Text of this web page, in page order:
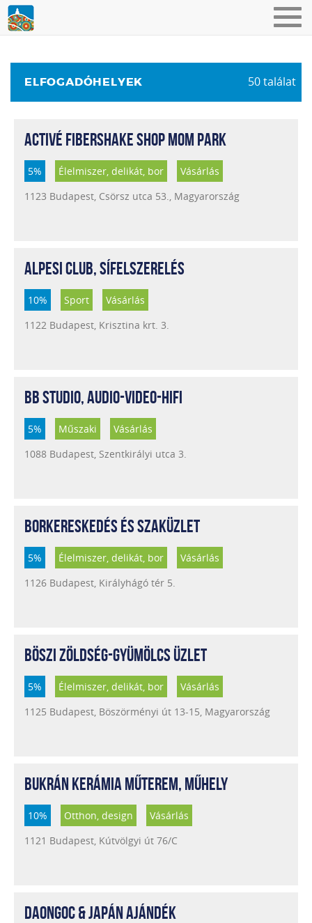
ELFOGADÓHELYEK 50 találat
ACTIVÉ FIBERSHAKE SHOP MOM PARK
5% Élelmiszer, delikát, bor
Vásárlás
1123 Budapest, Csörsz utca 53., Magyarország
ALPESI CLUB, SÍFELSZERELÉS
10% Sport
Vásárlás
1122 Budapest, Krisztina krt. 3.
BB STUDIO, AUDIO-VIDEO-HIFI
5% Műszaki
Vásárlás
1088 Budapest, Szentkirályi utca 3.
BORKERESKEDÉS ÉS SZAKÜZLET
5% Élelmiszer, delikát, bor
Vásárlás
1126 Budapest, Királyhágó tér 5.
BÖSZI ZÖLDSÉG-GYÜMÖLCS ÜZLET
5% Élelmiszer, delikát, bor
Vásárlás
1125 Budapest, Böszörményi út 13-15, Magyarország
BUKRÁN KERÁMIA MŰTEREM, MŰHELY
10% Otthon, design
Vásárlás
1121 Budapest, Kútvölgyi út 76/C
DAONGOC & JAPÁN AJÁNDÉK